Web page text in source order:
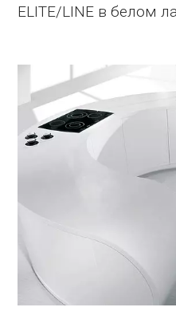
ELITE/LINE в белом